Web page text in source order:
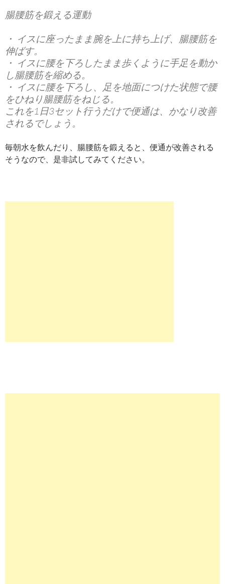
腸腰筋を鍛える運動
・ イスに座ったまま腕を上に持ち上げ、腸腰筋を
伸ばす。
・ イスに腰を下ろしたまま歩くように手足を動か
し腸腰筋を縮める。
・ イスに腰を下ろし、足を地面につけた状態で腰
をひねり腸腰筋をねじる。
これを1日3セット行うだけで便通は、かなり改善
されるでしょう。
毎朝水を飲んだり、腸腰筋を鍛えると、便通が改善される
そうなので、是非試してみてください。